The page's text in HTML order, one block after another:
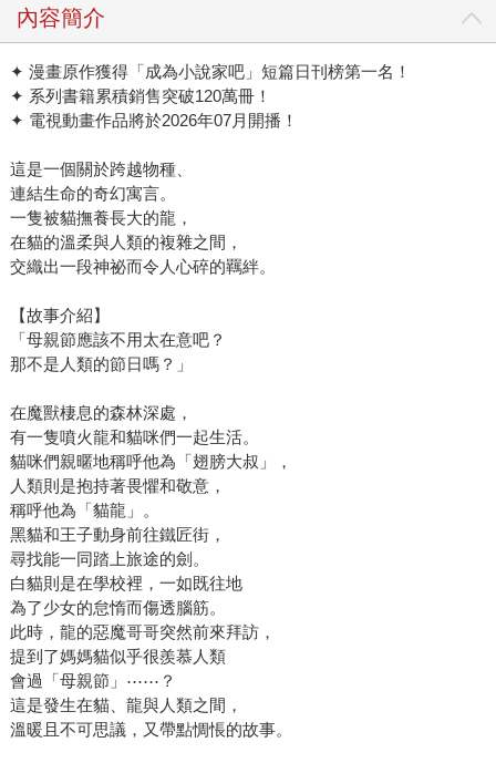
內容簡介
✦ 漫畫原作獲得「成為小說家吧」短篇日刊榜第一名！
✦ 系列書籍累積銷售突破120萬冊！
✦ 電視動畫作品將於2026年07月開播！
這是一個關於跨越物種、
連結生命的奇幻寓言。
一隻被貓撫養長大的龍，
在貓的溫柔與人類的複雜之間，
交織出一段神祕而令人心碎的羈絆。
【故事介紹】
「母親節應該不用太在意吧？
那不是人類的節日嗎？」
在魔獸棲息的森林深處，
有一隻噴火龍和貓咪們一起生活。
貓咪們親暱地稱呼他為「翅膀大叔」，
人類則是抱持著畏懼和敬意，
稱呼他為「貓龍」。
黑貓和王子動身前往鐵匠街，
尋找能一同踏上旅途的劍。
白貓則是在學校裡，一如既往地
為了少女的怠惰而傷透腦筋。
此時，龍的惡魔哥哥突然前來拜訪，
提到了媽媽貓似乎很羨慕人類
會過「母親節」⋯⋯？
這是發生在貓、龍與人類之間，
溫暖且不可思議，又帶點惆悵的故事。